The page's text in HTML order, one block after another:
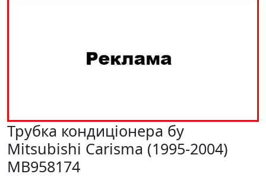
Трубка кондиціонера бу
Mitsubishi Carisma (1995-2004)
MB958174